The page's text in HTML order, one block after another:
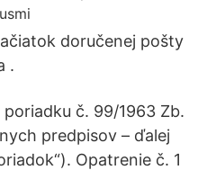
doručenej pošty
.
č. 99/1963 Zb.
predpisov – ďalej
Opatrenie č. 1